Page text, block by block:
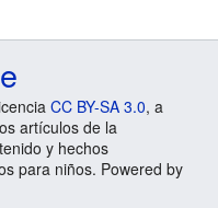
CC BY-SA 3.0, a
artículos de la
y hechos
para niños. Powered by